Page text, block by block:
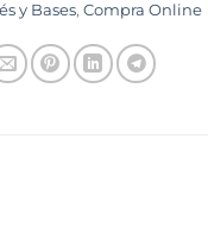
y Bases, Compra Online